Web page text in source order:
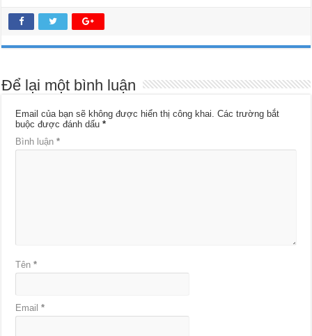
Để lại một bình luận
Email của bạn sẽ không được hiển thị công khai. Các trường bắt
buộc được đánh dấu*
Bình luận*
Tên*
Email*